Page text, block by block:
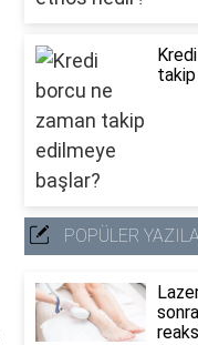
POPÜLER